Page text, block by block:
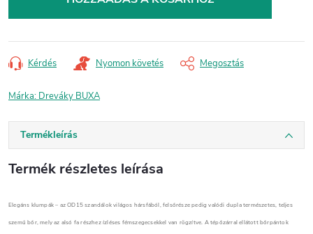
Kérdés Nyomon követés Megosztás
Márka: Dreváky BUXA
Termékleírás
Termék részletes leírása
Elegáns klumpák – az OD15 szandálok világos hársfából, felsőrésze pedig valódi dupla természetes, teljes
szemű bőr, mely az alsó fa részhez ízléses fémszegecsekkel van rögzítve. A tépőzárral ellátott bőrpántok